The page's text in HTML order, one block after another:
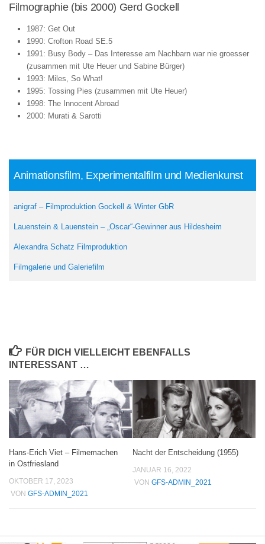
Filmographie (bis 2000) Gerd Gockell
1987: Get Out
1990: Crofton Road SE.5
1991: Busy Body – Das Interesse am Nachbarn war nie groesser
(zusammen mit Ute Heuer und Sabine Bürger)
1993: Miles, So What!
1995: Tossing Pies (zusammen mit Ute Heuer)
1998: The Innocent Abroad
2000: Murati & Sarotti
Animationsfilm, Experimentalfilm und Medienkunst
anigraf – Filmproduktion Gockell & Winter GbR
Lauenstein & Lauenstein – „Oscar“-Gewinner aus Hildesheim
Alexandra Schatz Filmproduktion
Filmgalerie und Galeriefilm
FÜR DICH VIELLEICHT EBENFALLS
INTERESSANT …
Hans-Erich Viet – Filmemachen
in Ostfriesland
OKTOBER 17, 2023
VON GFS-ADMIN_2021
Nacht der Entscheidung (1955)
JANUAR 16, 2022
VON GFS-ADMIN_2021